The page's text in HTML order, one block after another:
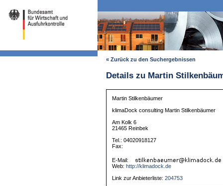
« Zurück zu den Suchergebnissen
Details zu Martin
Martin Stilkenbäumer
klimaDock consulting Martin Stilkenbäumer
Am Kolk 6
21465 Reinbek
Tel.: 04020918127
Fax:
E-Mail:
Web: http://klimadock.de
Link zur Anbieterliste:204753